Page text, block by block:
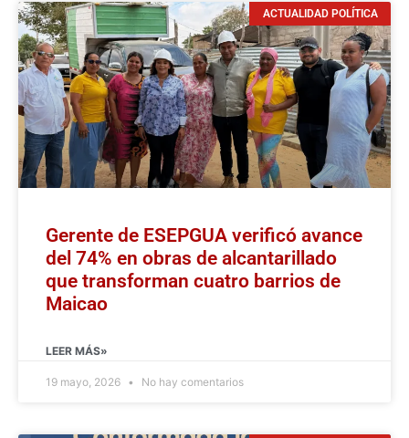
ACTUALIDAD POLÍTICA
Gerente de ESEPGUA verificó avance
del 74% en obras de alcantarillado
que transforman cuatro barrios de
Maicao
LEER MÁS»
19 mayo, 2026 No hay comentarios